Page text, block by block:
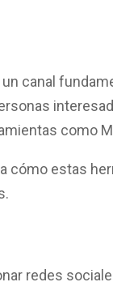
canal
como
cómo estas
redes